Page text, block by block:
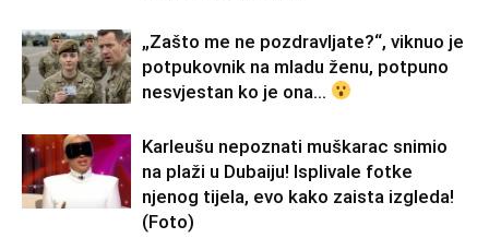
„Zašto me ne pozdravljate?“, viknuo je
potpukovnik na mladu ženu, potpuno
nesvjestan ko je ona…
Karleušu nepoznati muškarac snimio
na plaži u Dubaiju! Isplivale fotke
njenog tijela, evo kako zaista izgleda!
(Foto)